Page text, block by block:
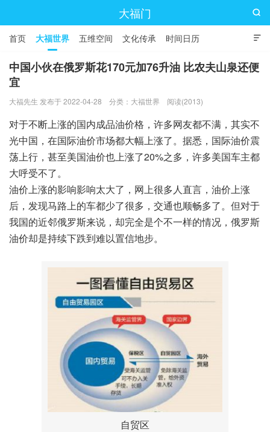
大福门

首页 大福世界 五维空间 文化传承 时间日历

中国小伙在俄罗斯花170元加76升油 比农夫山泉还便
宜
大福先生 发布于 2022-04-28 分类： 大福世界 阅读(2013)
对于不断上涨的国内成品油价格，许多网友都不满，其实不
光中国，在国际油价市场都大幅上涨了。据悉，国际油价震
荡上行，甚至美国油价也上涨了20%之多，许多美国车主都
大呼受不了。
油价上涨的影响影响太大了，网上很多人直言，油价上涨
后，发现马路上的车都少了很多，交通也顺畅多了。但对于
我国的近邻俄罗斯来说，却完全是个不一样的情况，俄罗斯
油价却是持续下跌到难以置信地步。
自贸区